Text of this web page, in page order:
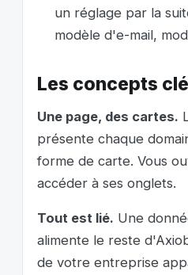
un réglage par la
modèle d'e-mail,
Les concepts
Une page, des cartes.
présente chaque
forme de carte. Vous
accéder à ses onglets.
Tout est lié. Une
alimente le reste
de votre entreprise